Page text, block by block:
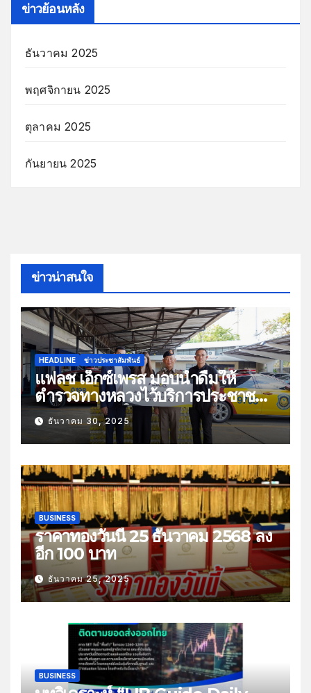
ข่าวย้อนหลัง
ธันวาคม 2025
พฤศจิกายน 2025
ตุลาคม 2025
กันยายน 2025
ข่าวน่าสนใจ
HEADLINE ข่าวประชาสัมพันธ์
แฟลช เอ็กซ์เพรส มอบน้ำดื่มให้
ตำรวจทางหลวงไว้บริการประชาชน
ช่วงเทศกาลปีใหม่
ธันวาคม 30, 2025
BUSINESS
ราคาทองวันนี้ 25 ธันวาคม 2568 ลง
อีก 100 บาท
ธันวาคม 25, 2025
BUSINESS